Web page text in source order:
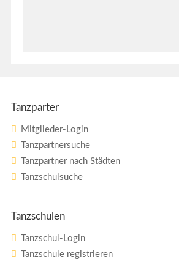
Tanzparter
Mitglieder-Login
Tanzpartnersuche
Tanzpartner nach Städten
Tanzschulsuche
Tanzschulen
Tanzschul-Login
Tanzschule registrieren